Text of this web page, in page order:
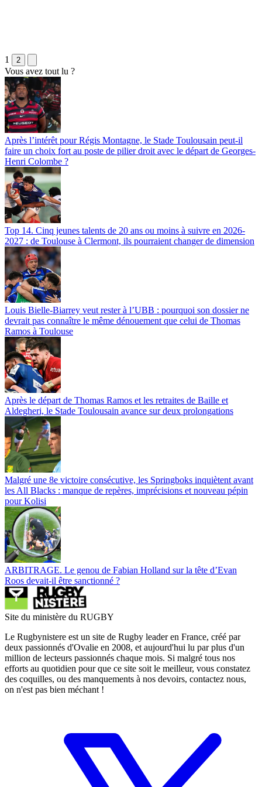
1 2
Vous avez tout lu ?
Après l’intérêt pour Régis Montagne, le Stade Toulousain peut-il
faire un choix fort au poste de pilier droit avec le départ de Georges-
Henri Colombe ?
Top 14. Cinq jeunes talents de 20 ans ou moins à suivre en 2026-
2027 : de Toulouse à Clermont, ils pourraient changer de dimension
Louis Bielle-Biarrey veut rester à l’UBB : pourquoi son dossier ne
devrait pas connaître le même dénouement que celui de Thomas
Ramos à Toulouse
Après le départ de Thomas Ramos et les retraites de Baille et
Aldegheri, le Stade Toulousain avance sur deux prolongations
Malgré une 8e victoire consécutive, les Springboks inquiètent avant
les All Blacks : manque de repères, imprécisions et nouveau pépin
pour Kolisi
ARBITRAGE. Le genou de Fabian Holland sur la tête d’Evan
Roos devait-il être sanctionné ?
Site du ministère du RUGBY
Le Rugbynistere est un site de Rugby leader en France, créé par
deux passionnés d'Ovalie en 2008, et aujourd'hui lu par plus d'un
million de lecteurs passionnés chaque mois. Si malgré tous nos
efforts au quotidien pour que ce site soit le meilleur, vous constatez
des coquilles, ou des manquements à nos devoirs, contactez nous,
on n'est pas bien méchant !